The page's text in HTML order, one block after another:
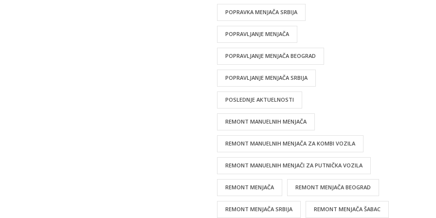
POPRAVKA MENJAČA SRBIJA
POPRAVLJANJE MENJAČA
POPRAVLJANJE MENJAČA BEOGRAD
POPRAVLJANJE MENJAČA SRBIJA
POSLEDNJE AKTUELNOSTI
REMONT MANUELNIH MENJAČA
REMONT MANUELNIH MENJAČA ZA KOMBI VOZILA
REMONT MANUELNIH MENJAČI ZA PUTNIČKA VOZILA
REMONT MENJAČA REMONT MENJAČA BEOGRAD
REMONT MENJAČA SRBIJA REMONT MENJAČA ŠABAC